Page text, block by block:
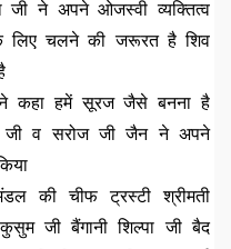
जी ने अपने ओजस्वी व्यक्तित्व
लिए चलने की जरूरत है शिव
ने कहा हमें सूरज जैसे बनना है
जी व सरोज जी जैन ने अपने
की चीफ ट्रस्टी श्रीमती
कुसुम जी बैंगानी शिल्पा जी बैद